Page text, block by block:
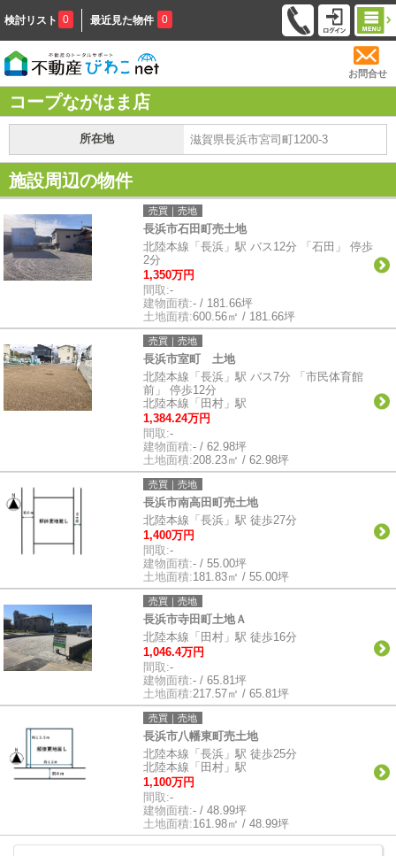
検討リスト 0 最近見た物件 0
お問合せ
コープながはま店
所在地 滋賀県長浜市宮司町1200-3
施設周辺の物件
売買｜売地
長浜市石田町売土地
北陸本線「長浜」駅 バス12分 「石田」 停歩
2分
1,350万円
間取:-
建物面積:- / 181.66坪
土地面積:600.56㎡ / 181.66坪
売買｜売地
長浜市室町 土地
北陸本線「長浜」駅 バス7分 「市民体育館
前」 停歩12分
北陸本線「田村」駅
1,384.24万円
間取:-
建物面積:- / 62.98坪
土地面積:208.23㎡ / 62.98坪
売買｜売地
長浜市南高田町売土地
北陸本線「長浜」駅 徒歩27分
1,400万円
間取:-
建物面積:- / 55.00坪
土地面積:181.83㎡ / 55.00坪
売買｜売地
長浜市寺田町土地Ａ
北陸本線「田村」駅 徒歩16分
1,046.4万円
間取:-
建物面積:- / 65.81坪
土地面積:217.57㎡ / 65.81坪
売買｜売地
長浜市八幡東町売土地
北陸本線「長浜」駅 徒歩25分
北陸本線「田村」駅
1,100万円
間取:-
建物面積:- / 48.99坪
土地面積:161.98㎡ / 48.99坪